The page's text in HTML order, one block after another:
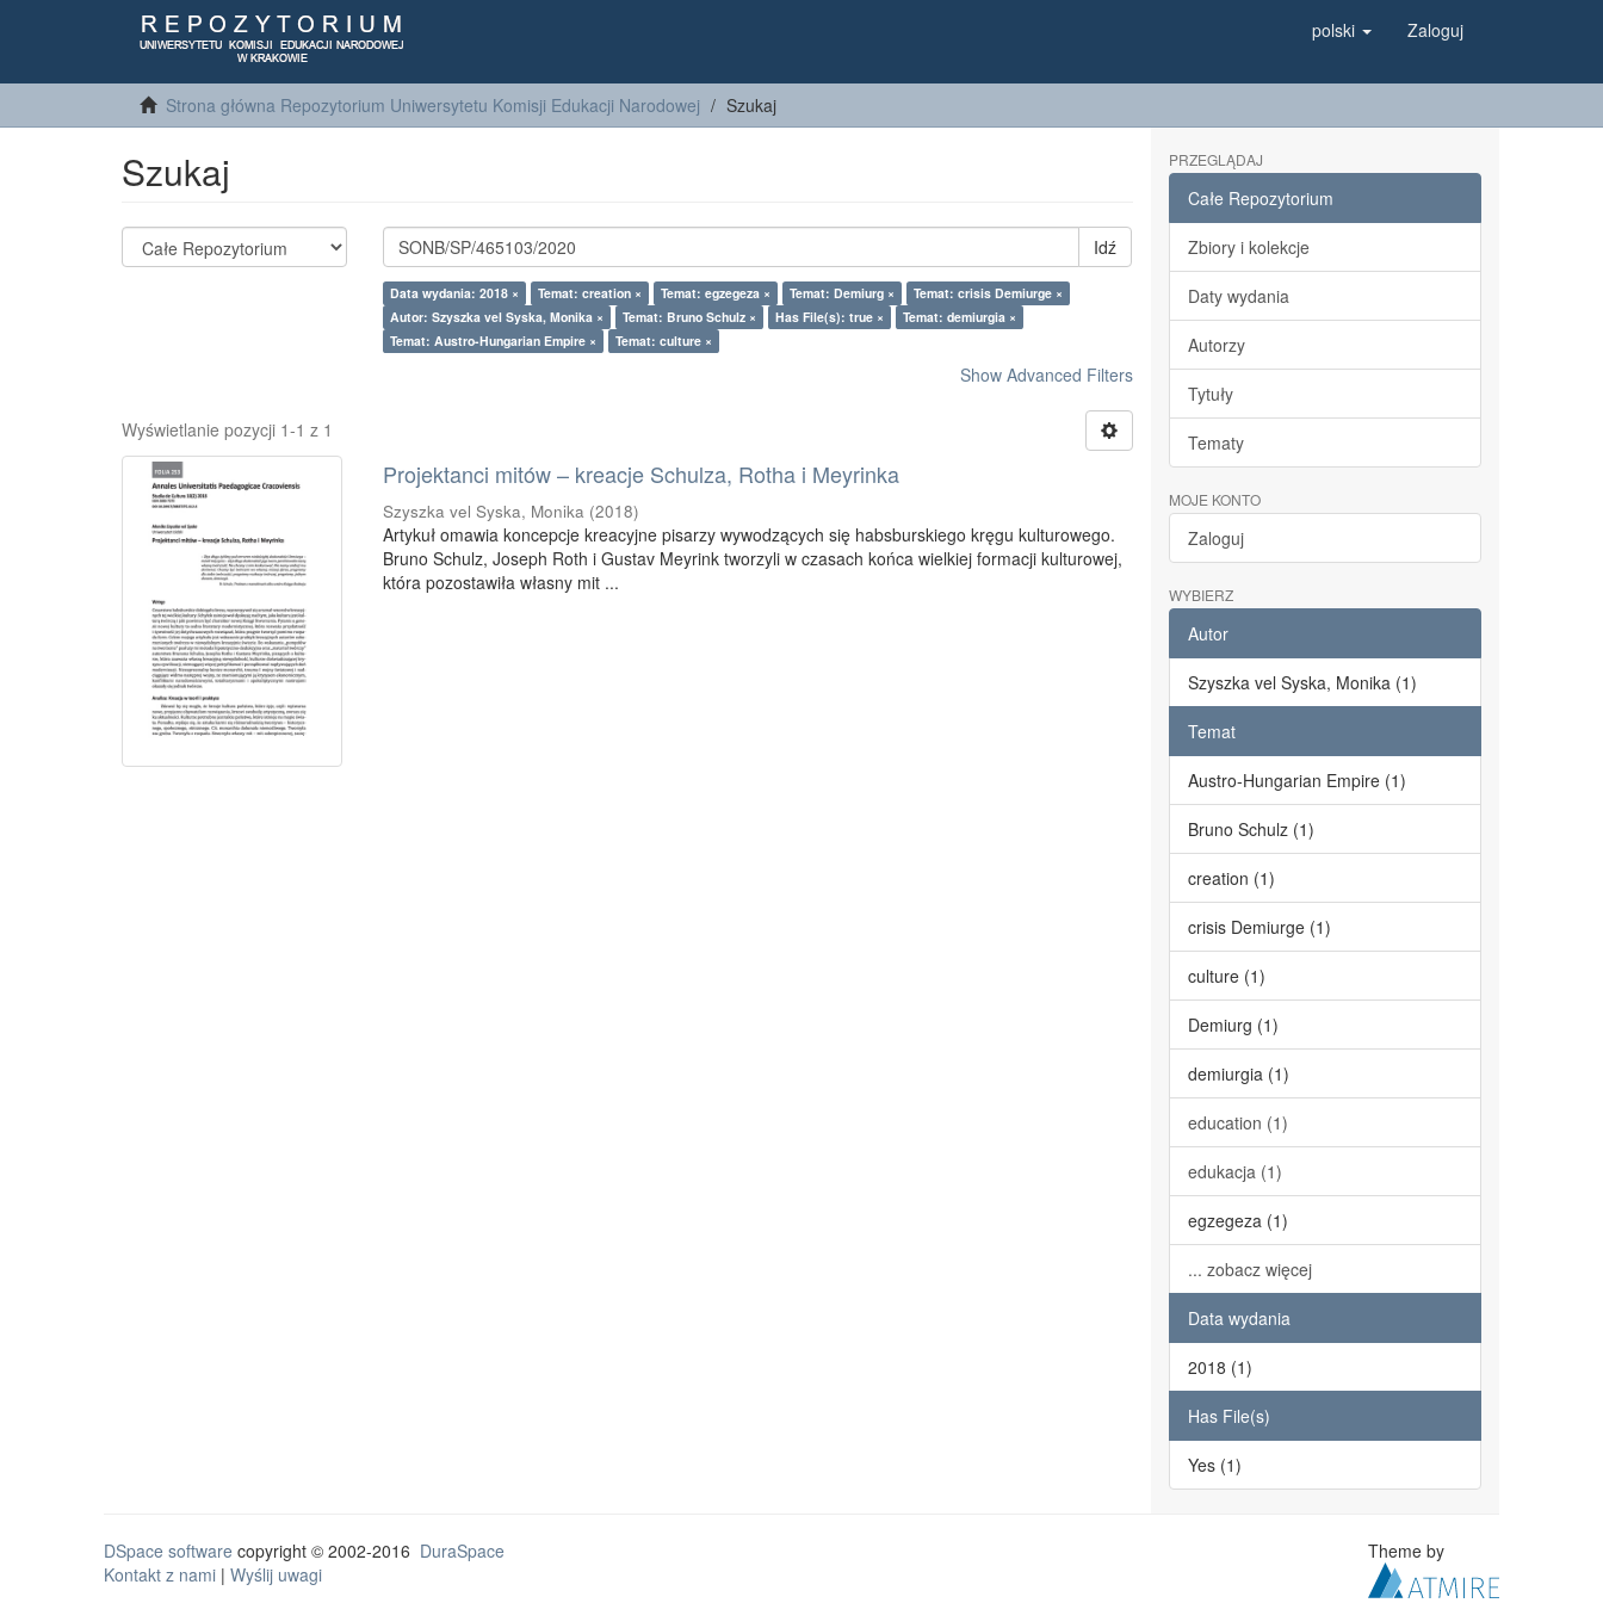
polski Zaloguj
Strona główna Repozytorium Uniwersytetu Komisji Edukacji Narodowej Szukaj
Szukaj
Idź
Data wydania: 2018 × Temat: creation × Temat: egzegeza × Temat: Demiurg ×
Temat: crisis Demiurge ×
Autor: Szyszka vel Syska, Monika ×
Temat: Bruno Schulz × Has File(s): true ×
Temat: demiurgia ×
Temat: Austro-Hungarian Empire ×
Temat: culture ×
Show Advanced Filters
Wyświetlanie pozycji 1-1 z 1
Projektanci mitów – kreacje Schulza, Rotha i Meyrinka
Szyszka vel Syska, Monika (2018)
Artykuł omawia koncepcje kreacyjne pisarzy wywodzących się habsburskiego kręgu kulturowego.
Bruno Schulz, Joseph Roth i Gustav Meyrink tworzyli w czasach końca wielkiej formacji kulturowej,
która pozostawiła własny mit ...
PRZEGLĄDAJ
Całe Repozytorium
Zbiory i kolekcje
Daty wydania
Autorzy
Tytuły
Tematy
MOJE KONTO
Zaloguj
WYBIERZ
Autor
Szyszka vel Syska, Monika (1)
Temat
Austro-Hungarian Empire (1)
Bruno Schulz (1)
creation (1)
crisis Demiurge (1)
culture (1)
Demiurg (1)
demiurgia (1)
education (1)
edukacja (1)
egzegeza (1)
... zobacz więcej
Data wydania
2018 (1)
Has File(s)
Yes (1)
DSpace software copyright © 2002-2016 DuraSpace
Kontakt z nami | Wyślij uwagi
Theme by